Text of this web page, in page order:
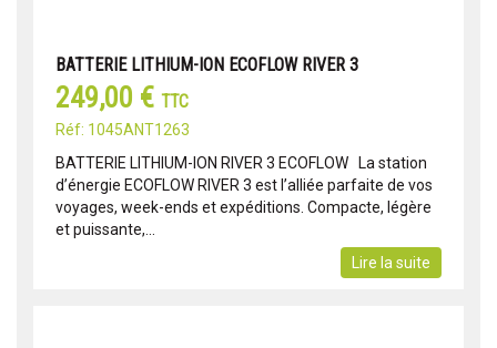
BATTERIE LITHIUM-ION ECOFLOW RIVER 3
249,00 € TTC
Réf: 1045ANT1263
BATTERIE LITHIUM-ION RIVER 3 ECOFLOW La station
d’énergie ECOFLOW RIVER 3 est l’alliée parfaite de vos
voyages, week-ends et expéditions. Compacte, légère
et puissante,...
Lire la suite